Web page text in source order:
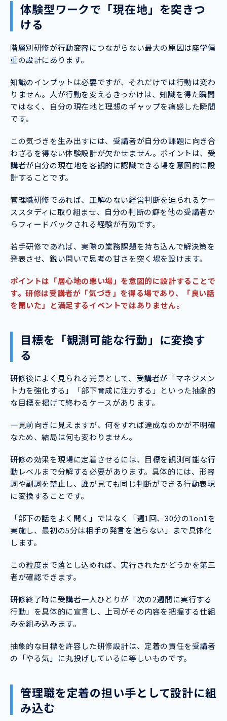
体験型ワークで「現在地」を突きつ
ける
階層別研修が行動変容につながらない最大の原因は座学偏
重の設計にあります。
知識のインプットは必要ですが、それだけでは行動は変わ
りません。人が行動を変えるきっかけは、知識を得た瞬間
ではなく、自分の現在地と理想のギャップを痛感した瞬間
です。
この気づきを生み出すには、受講者が自分の課題に向き合
わざるを得ない体験設計が欠かせません。ポイントは、受
講者が自分の現在地を客観的に認識できる場を意図的に設
計することです。
管理職研修であれば、正解のない経営判断を迫られるケー
ススタディに取り組ませ、自分の判断の癖を他の受講者か
らフィードバックされる経験が有効です。
若手研修であれば、実際の業務課題を持ち込んで解決策を
発表させ、鋭い問いで思考の甘さを突く場を設けます。
ポイントは「居心地の悪い場」を意図的に設計することで
す。研修は受講者が「気づき」を得る場であり、「良い話
を聞いた」と満足するイベントではありません。
目標を「観測可能な行動」に変換す
る
研修後によく見られる光景として、受講者が「マネジメン
ト力を強化する」「部下育成に注力する」といった抽象的
な目標を掲げて終わるケースがあります。
一見前向きに見えますが、何をすれば達成なのかが不明確
なため、結局は何も変わりません。
研修の効果を現場に定着させるには、目標を観測可能な行
動レベルまで分解する必要があります。具体的には、形容
詞や副詞を禁止し、誰が見ても同じ判断ができる行動表現
に変換することです。
「部下の話をよく聞く」ではなく「週1回、30分の1on1を
実施し、最初の5分は相手の発言を遮らない」まで具体化
します。
この粒度まで落とし込めれば、実行されたかどうかを第三
者が確認できます。
研修終了時に受講者一人ひとりが「次の2週間に実行する
行動」を具体的に宣言し、上司がその内容を把握する仕組
みを組み込みます。
抽象的な目標を許容した研修設計は、定着の責任を受講者
の「やる気」に丸投げしているに等しいものです。
管理職を定着の担い手として設計に組
み込む